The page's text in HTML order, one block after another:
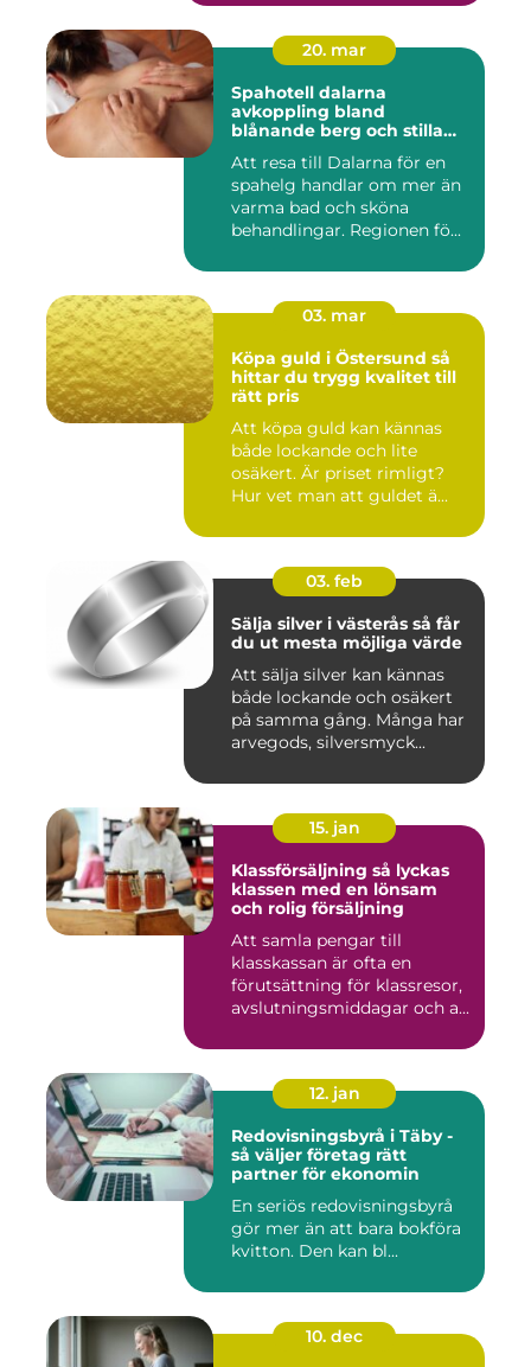
20. mar
Spahotell dalarna
avkoppling bland
blånande berg och stilla
Att resa till Dalarna för en
spahelg handlar om mer än
varma bad och sköna
behandlingar. Regionen fö...
03. mar
Köpa guld i Östersund så
hittar du trygg kvalitet till
rätt pris
Att köpa guld kan kännas
både lockande och lite
osäkert. Är priset rimligt?
Hur vet man att guldet ä...
03. feb
Sälja silver i västerås så får
du ut mesta möjliga värde
Att sälja silver kan kännas
både lockande och osäkert
på samma gång. Många har
arvegods, silversmyck...
15. jan
Klassförsäljning så lyckas
klassen med en lönsam
och rolig försäljning
Att samla pengar till
klasskassan är ofta en
förutsättning för klassresor,
avslutningsmiddagar och a...
12. jan
Redovisningsbyrå i Täby -
så väljer företag rätt
partner för ekonomin
En seriös redovisningsbyrå
gör mer än att bara bokföra
kvitton. Den kan bl...
10. dec